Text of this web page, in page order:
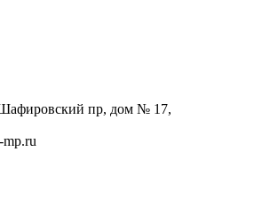
Шафировский пр, дом № 17,